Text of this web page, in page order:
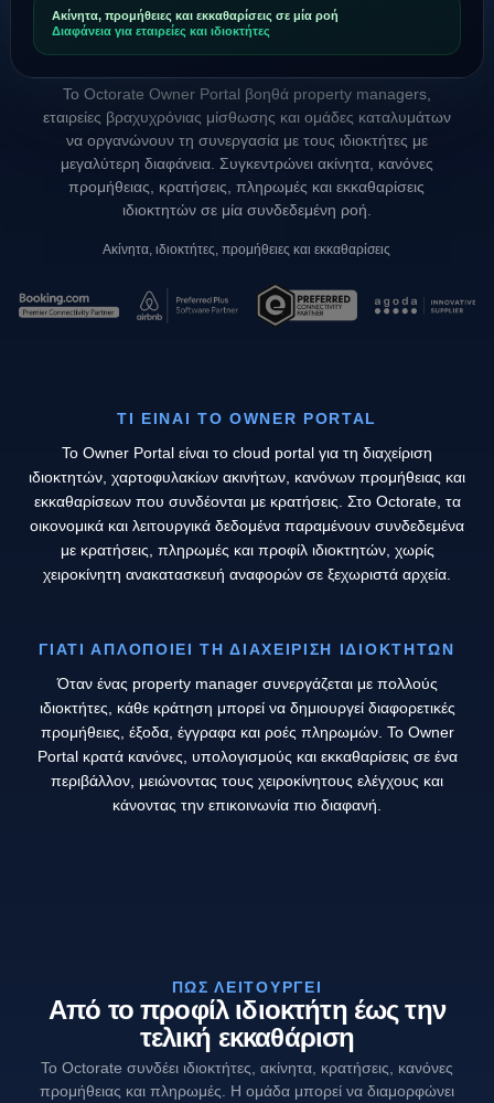
Το Octorate Owner Portal βοηθά property managers,
εταιρείες βραχυχρόνιας μίσθωσης και ομάδες καταλυμάτων
να οργανώνουν τη συνεργασία με τους ιδιοκτήτες με
μεγαλύτερη διαφάνεια. Συγκεντρώνει ακίνητα, κανόνες
προμήθειας, κρατήσεις, πληρωμές και εκκαθαρίσεις
ιδιοκτητών σε μία συνδεδεμένη ροή.
Ακίνητα, προμήθειες και εκκαθαρίσεις σε μία ροή
Διαφάνεια για εταιρείες και ιδιοκτήτες
Ακίνητα, ιδιοκτήτες, προμήθειες και εκκαθαρίσεις
ΤΙ ΕΊΝΑΙ ΤΟ OWNER PORTAL
Το Owner Portal είναι το cloud portal για τη διαχείριση
ιδιοκτητών, χαρτοφυλακίων ακινήτων, κανόνων προμήθειας και
εκκαθαρίσεων που συνδέονται με κρατήσεις. Στο Octorate, τα
οικονομικά και λειτουργικά δεδομένα παραμένουν συνδεδεμένα
με κρατήσεις, πληρωμές και προφίλ ιδιοκτητών, χωρίς
χειροκίνητη ανακατασκευή αναφορών σε ξεχωριστά αρχεία.
ΓΙΑΤΊ ΑΠΛΟΠΟΙΕΊ ΤΗ ΔΙΑΧΕΊΡΙΣΗ ΙΔΙΟΚΤΗΤΏΝ
Όταν ένας property manager συνεργάζεται με πολλούς
ιδιοκτήτες, κάθε κράτηση μπορεί να δημιουργεί διαφορετικές
προμήθειες, έξοδα, έγγραφα και ροές πληρωμών. Το Owner
Portal κρατά κανόνες, υπολογισμούς και εκκαθαρίσεις σε ένα
περιβάλλον, μειώνοντας τους χειροκίνητους ελέγχους και
κάνοντας την επικοινωνία πιο διαφανή.
ΠΏΣ ΛΕΙΤΟΥΡΓΕΊ
Από το προφίλ ιδιοκτήτη έως την
τελική εκκαθάριση
Το Octorate συνδέει ιδιοκτήτες, ακίνητα, κρατήσεις, κανόνες
προμήθειας και πληρωμές. Η ομάδα μπορεί να διαμορφώνει